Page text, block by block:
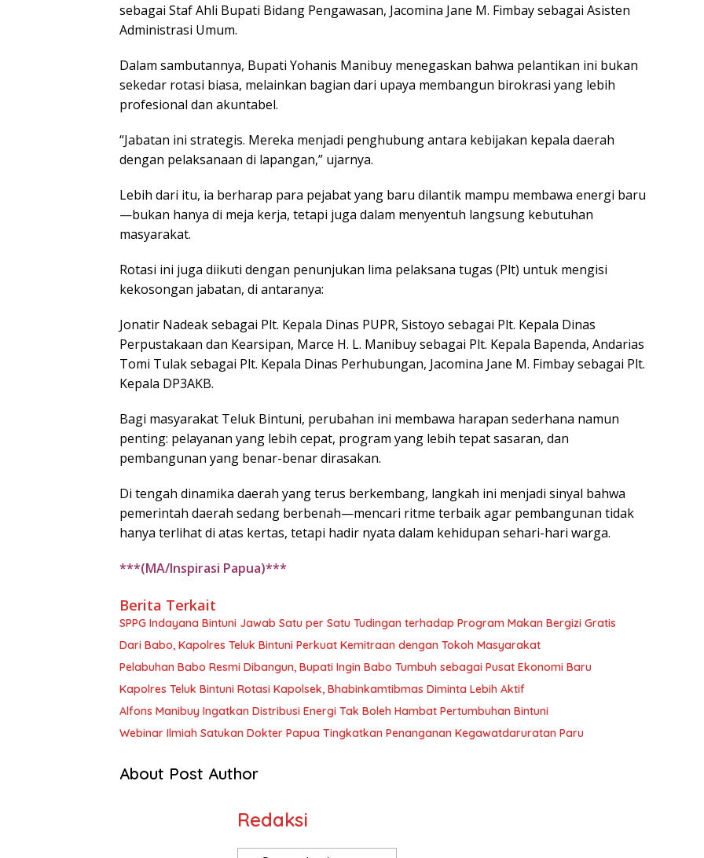
sebagai Staf Ahli Bupati Bidang Pengawasan, Jacomina Jane M. Fimbay sebagai Asisten
Administrasi Umum.
Dalam sambutannya, Bupati Yohanis Manibuy menegaskan bahwa pelantikan ini bukan
sekedar rotasi biasa, melainkan bagian dari upaya membangun birokrasi yang lebih
profesional dan akuntabel.
“Jabatan ini strategis. Mereka menjadi penghubung antara kebijakan kepala daerah
dengan pelaksanaan di lapangan,” ujarnya.
Lebih dari itu, ia berharap para pejabat yang baru dilantik mampu membawa energi baru
—bukan hanya di meja kerja, tetapi juga dalam menyentuh langsung kebutuhan
masyarakat.
Rotasi ini juga diikuti dengan penunjukan lima pelaksana tugas (Plt) untuk mengisi
kekosongan jabatan, di antaranya:
Jonatir Nadeak sebagai Plt. Kepala Dinas PUPR, Sistoyo sebagai Plt. Kepala Dinas
Perpustakaan dan Kearsipan, Marce H. L. Manibuy sebagai Plt. Kepala Bapenda, Andarias
Tomi Tulak sebagai Plt. Kepala Dinas Perhubungan, Jacomina Jane M. Fimbay sebagai Plt.
Kepala DP3AKB.
Bagi masyarakat Teluk Bintuni, perubahan ini membawa harapan sederhana namun
penting: pelayanan yang lebih cepat, program yang lebih tepat sasaran, dan
pembangunan yang benar-benar dirasakan.
Di tengah dinamika daerah yang terus berkembang, langkah ini menjadi sinyal bahwa
pemerintah daerah sedang berbenah—mencari ritme terbaik agar pembangunan tidak
hanya terlihat di atas kertas, tetapi hadir nyata dalam kehidupan sehari-hari warga.
***(MA/Inspirasi Papua)***
Berita Terkait
SPPG Indayana Bintuni Jawab Satu per Satu Tudingan terhadap Program Makan Bergizi Gratis
Dari Babo, Kapolres Teluk Bintuni Perkuat Kemitraan dengan Tokoh Masyarakat
Pelabuhan Babo Resmi Dibangun, Bupati Ingin Babo Tumbuh sebagai Pusat Ekonomi Baru
Kapolres Teluk Bintuni Rotasi Kapolsek, Bhabinkamtibmas Diminta Lebih Aktif
Alfons Manibuy Ingatkan Distribusi Energi Tak Boleh Hambat Pertumbuhan Bintuni
Webinar Ilmiah Satukan Dokter Papua Tingkatkan Penanganan Kegawatdaruratan Paru
About Post Author
Redaksi